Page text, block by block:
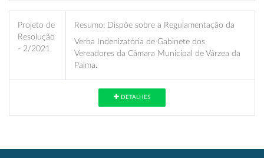
Projeto de
Resolução
- 2/2021
Resumo: Dispõe sobre a Regulamentação da
Verba Indenizatória de Gabinete dos
Vereadores da Câmara Municipal de Várzea da
Palma.
DETALHES